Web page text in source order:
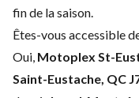
fin de la saison.
Êtes-vous accessible
Oui, Motoplex St-
Saint-Eustache, QC